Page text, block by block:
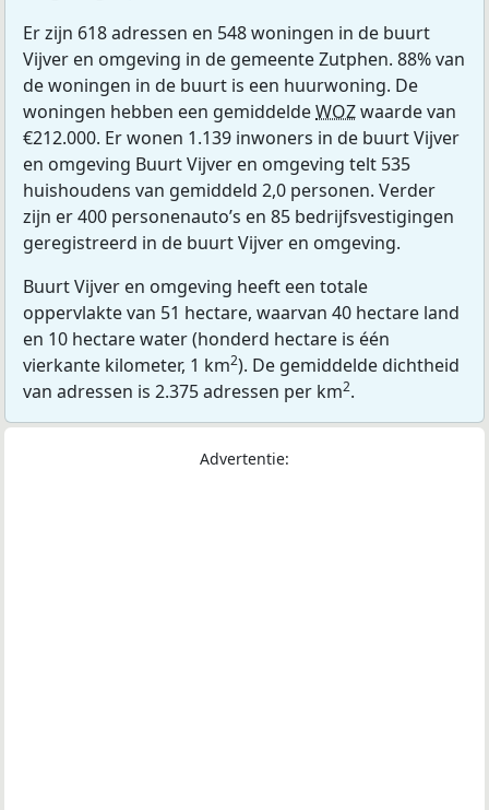
Er zijn 618 adressen en 548 woningen in de buurt
Vijver en omgeving in de gemeente Zutphen. 88% van
de woningen in de buurt is een huurwoning. De
woningen hebben een gemiddeldeWOZwaarde van
€212.000. Er wonen 1.139 inwoners in de buurt Vijver
en omgeving Buurt Vijver en omgeving telt 535
huishoudens van gemiddeld 2,0 personen. Verder
zijn er 400 personenauto’s en 85 bedrijfsvestigingen
geregistreerd in de buurt Vijver en omgeving.
Buurt Vijver en omgeving heeft een totale
oppervlakte van 51 hectare, waarvan 40 hectare land
en 10 hectare water (honderd hectare is één
vierkante kilometer, 1 km2). De gemiddelde dichtheid
van adressen is 2.375 adressen per km2.
Advertentie: